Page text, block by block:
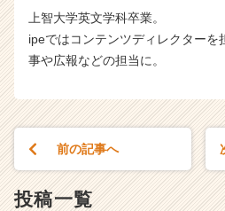
上智大学英文学科卒業。
ipeではコンテンツディレクターを
事や広報などの担当に。
前の記事へ
投稿一覧